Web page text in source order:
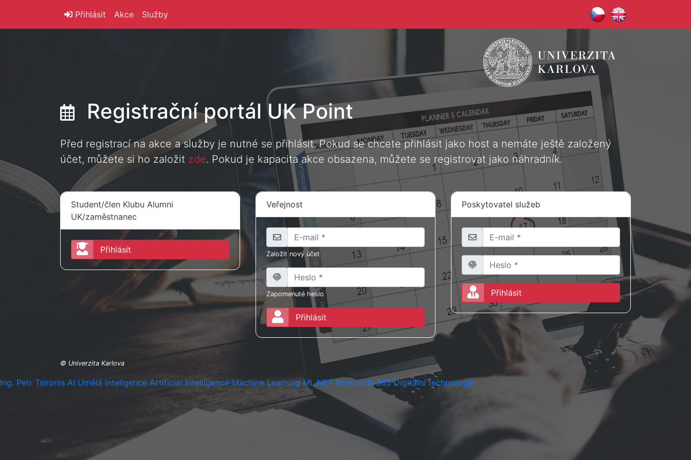
Přihlásit Akce Služby
Registrační portál UK Point
Před registrací na akce a služby je nutné se přihlásit. Pokud se chcete přihlásit jako host a nemáte ještě založený
účet, můžete si ho založit zde. Pokud je kapacita akce obsazena, můžete se registrovat jako náhradník.
Student/člen Klubu Alumni
UK/zaměstnanec
Přihlásit
Veřejnost
Založit nový účet
Zapomenuté heslo
Přihlásit
Poskytovatel služeb
Přihlásit
© Univerzita Karlova
Ing. Petr Tsironis AI Umělá inteligence Artificial Intelligence Machine Learning ML.NET Microsoft 365 Digitální technologie